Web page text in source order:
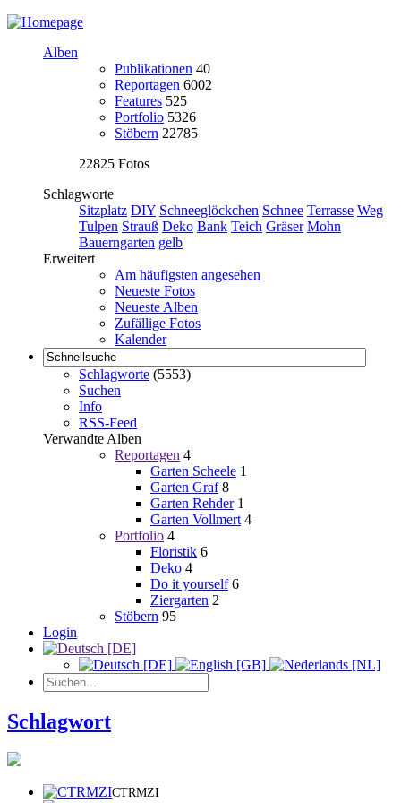
Alben
Publikationen 40
Reportagen 6002
Features 525
Portfolio 5326
Stöbern 22785
22825 Fotos
Schlagworte
Sitzplatz DIY Schneeglöckchen Schnee Terrasse Weg
Tulpen Strauß Deko Bank Teich Gräser Mohn
Bauerngarten gelb
Erweitert
Am häufigsten angesehen
Neueste Fotos
Neueste Alben
Zufällige Fotos
Kalender
Schlagworte (5553)
Suchen
Info
RSS-Feed
Verwandte Alben
Reportagen 4
Garten Scheele 1
Garten Graf 8
Garten Rehder 1
Garten Vollmert 4
Portfolio 4
Floristik 6
Deko 4
Do it yourself 6
Ziergarten 2
Stöbern 95
Login
Schlagwort
CTRMZI